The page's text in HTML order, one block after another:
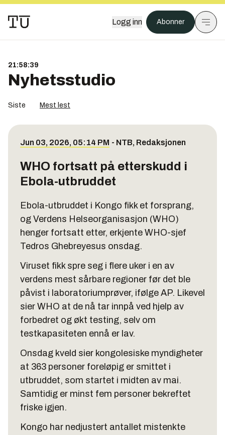
Logg inn Abonner
21:58:39
Nyhetsstudio
Siste Mest lest
Jun 03, 2026, 05:14 PM - NTB, Redaksjonen
WHO fortsatt på etterskudd i
Ebola-utbruddet
Ebola-utbruddet i Kongo fikk et forsprang,
og Verdens Helseorganisasjon (WHO)
henger fortsatt etter, erkjente WHO-sjef
Tedros Ghebreyesus onsdag.
Viruset fikk spre seg i flere uker i en av
verdens mest sårbare regioner før det ble
påvist i laboratoriumprøver, ifølge AP. Likevel
sier WHO at de nå tar innpå ved hjelp av
forbedret og økt testing, selv om
testkapasiteten ennå er lav.
Onsdag kveld sier kongolesiske myndigheter
at 363 personer foreløpig er smittet i
utbruddet, som startet i midten av mai.
Samtidig er minst fem personer bekreftet
friske igjen.
Kongo har nedjustert antallet mistenkte